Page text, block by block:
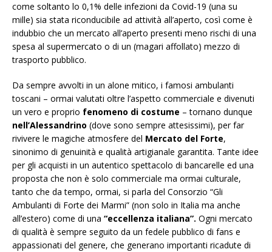
come soltanto lo 0,1% delle infezioni da Covid-19 (una su
mille) sia stata riconducibile ad attività all’aperto, così come è
indubbio che un mercato all’aperto presenti meno rischi di una
spesa al supermercato o di un (magari affollato) mezzo di
trasporto pubblico.
Da sempre avvolti in un alone mitico, i famosi ambulanti
toscani – ormai valutati oltre l’aspetto commerciale e divenuti
un vero e proprio fenomeno di costume – tornano dunque
nell’Alessandrino (dove sono sempre attesissimi), per far
rivivere le magiche atmosfere del Mercato del Forte,
sinonimo di genuinità e qualità artigianale garantita. Tante idee
per gli acquisti in un autentico spettacolo di bancarelle ed una
proposta che non è solo commerciale ma ormai culturale,
tanto che da tempo, ormai, si parla del Consorzio “Gli
Ambulanti di Forte dei Marmi” (non solo in Italia ma anche
all’estero) come di una “eccellenza italiana”. Ogni mercato
di qualità è sempre seguito da un fedele pubblico di fans e
appassionati del genere, che generano importanti ricadute di